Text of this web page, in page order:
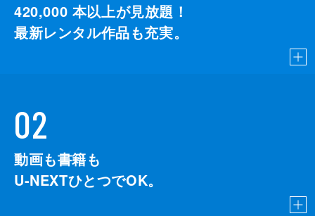
420,000 本以上が見放題！
最新レンタル作品も充実。
02
動画も書籍も
U-NEXTひとつでOK。